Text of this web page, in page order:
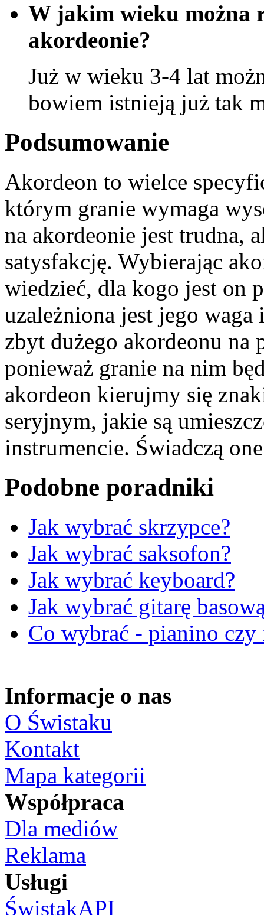
W jakim wieku można
akordeonie?
Już w wieku 3-4 lat
bowiem istnieją już tak
Podsumowanie
Akordeon to wielce
którym granie wymaga
na akordeonie jest trudna,
satysfakcję. Wybierając
wiedzieć, dla kogo jest on
uzależniona jest jego
zbyt dużego akordeonu
ponieważ granie na nim
akordeon kierujmy się
seryjnym, jakie są
instrumencie. Świadczą
Podobne poradniki
Jak wybrać skrzypce?
Jak wybrać saksofon?
Jak wybrać keyboard?
Jak wybrać gitarę
Co wybrać - pianino czy
Informacje o nas
O Świstaku
Kontakt
Mapa kategorii
Współpraca
Dla mediów
Reklama
Usługi
ŚwistakAPI